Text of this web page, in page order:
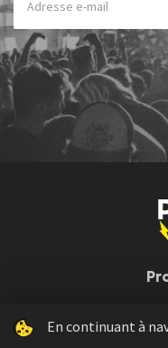
Pozzo Live © 2026 |
En continuant à